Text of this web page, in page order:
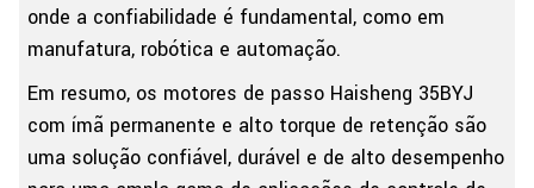
onde a confiabilidade é fundamental, como em
manufatura, robótica e automação.
Em resumo, os motores de passo Haisheng 35BYJ
com ímã permanente e alto torque de retenção são
uma solução confiável, durável e de alto desempenho